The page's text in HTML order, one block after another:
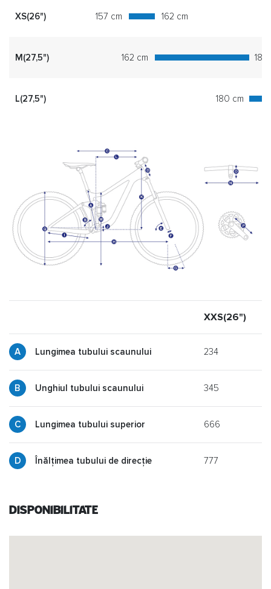
XS(26") 157 cm 162 cm
M(27,5") 162 cm 180
L(27,5") 180 cm
XXS(26")
Lungimea tubului scaunului 234
Unghiul tubului scaunului 345
Lungimea tubului superior 666
Înălțimea tubului de direcție 777
Disponibilitate